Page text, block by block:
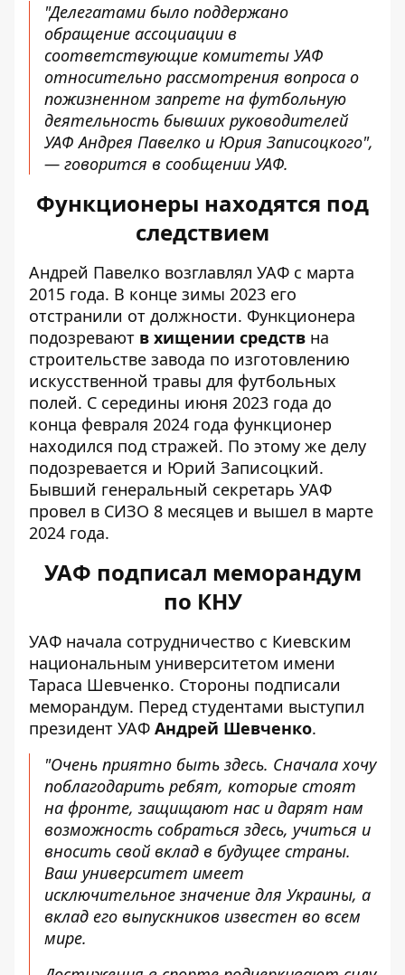
"Делегатами было поддержано
обращение ассоциации в
соответствующие комитеты УАФ
относительно рассмотрения вопроса о
пожизненном запрете на футбольную
деятельность бывших руководителей
УАФ Андрея Павелко и Юрия Записоцкого",
— говорится в сообщении УАФ.
Функционеры находятся под
следствием
Андрей Павелко возглавлял УАФ с марта
2015 года. В конце зимы 2023 его
отстранили от должности. Функционера
подозревают в хищении средств на
строительстве завода по изготовлению
искусственной травы для футбольных
полей. С середины июня 2023 года до
конца февраля 2024 года функционер
находился под стражей. По этому же делу
подозревается и Юрий Записоцкий.
Бывший генеральный секретарь УАФ
провел в СИЗО 8 месяцев и вышел в марте
2024 года.
УАФ подписал меморандум
по КНУ
УАФ начала сотрудничество с Киевским
национальным университетом имени
Тараса Шевченко. Стороны подписали
меморандум. Перед студентами выступил
президент УАФ Андрей Шевченко.
"Очень приятно быть здесь. Сначала хочу
поблагодарить ребят, которые стоят
на фронте, защищают нас и дарят нам
возможность собраться здесь, учиться и
вносить свой вклад в будущее страны.
Ваш университет имеет
исключительное значение для Украины, а
вклад его выпускников известен во всем
мире.